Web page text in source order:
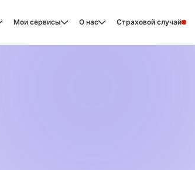
Мои сервисы О нас Страховой случай